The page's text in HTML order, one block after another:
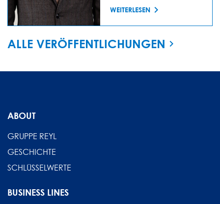
WEITERLESEN
ALLE VERÖFFENTLICHUNGEN
ABOUT
GRUPPE REYL
GESCHICHTE
SCHLÜSSELWERTE
BUSINESS LINES